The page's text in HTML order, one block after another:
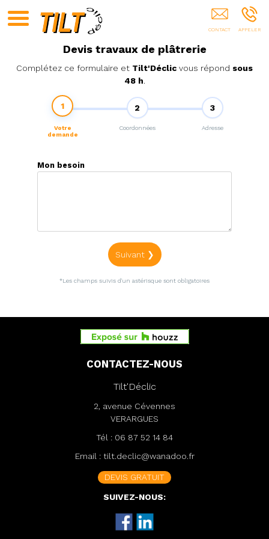
Devis travaux de plâtrerie
Complétez ce formulaire et Tilt'Déclic vous répond sous
48 h.
1
Votre
demande
2
Coordonnées
3
Adresse
Mon besoin
Suivant ❯
*Les champs suivis d'un astérisque sont obligatoires
CONTACTEZ-NOUS
Tilt'Déclic
2, avenue Cévennes
VERARGUES
Tél : 06 87 52 14 84
Email : tilt.declic@wanadoo.fr
DEVIS GRATUIT
SUIVEZ-NOUS: